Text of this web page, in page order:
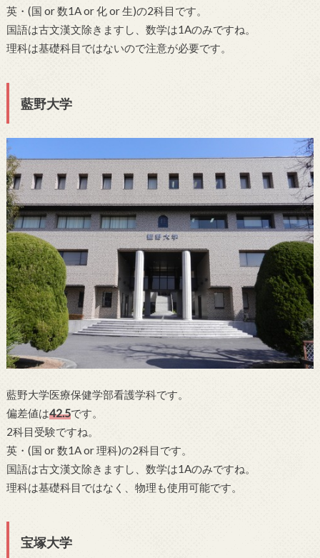
英・(国 or 数1A or 化 or 生)の2科目です。
国語は古文漢文除きますし、数学は1Aのみですね。
理科は基礎科目ではないので注意が必要です。
藍野大学
藍野大学医療保健学部看護学科です。
偏差値は42.5です。
2科目受験ですね。
英・(国 or 数1A or 理科)の2科目です。
国語は古文漢文除きますし、数学は1Aのみですね。
理科は基礎科目ではなく、物理も使用可能です。
宝塚大学